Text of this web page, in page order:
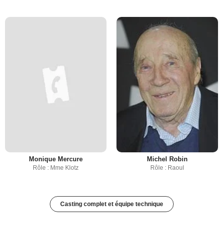
Monique Mercure
Rôle : Mme Klotz
Michel Robin
Rôle : Raoul
Casting complet et équipe technique